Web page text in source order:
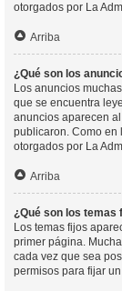
otorgados por La
Arriba
¿Qué son los
Los anuncios
que se encuentra
anuncios aparecen
publicaron. Como en
otorgados por La
Arriba
¿Qué son los temas
Los temas fijos
primer página.
cada vez que sea
permisos para fijar